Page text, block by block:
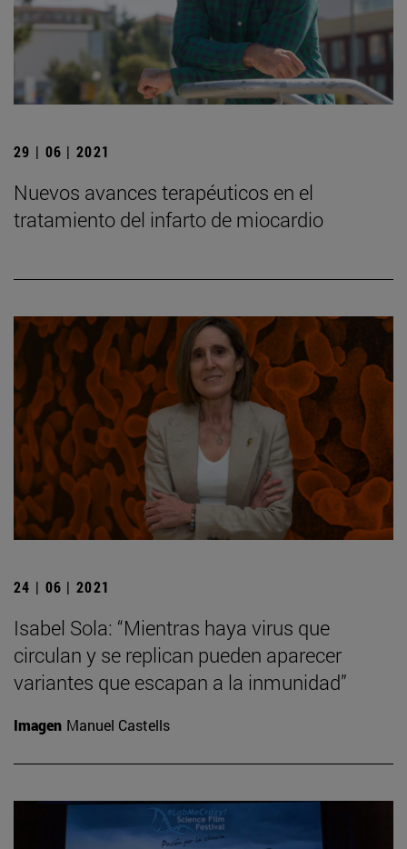
29 | 06 | 2021
Nuevos avances terapéuticos en el
tratamiento del infarto de miocardio
24 | 06 | 2021
Isabel Sola: “Mientras haya virus que
circulan y se replican pueden aparecer
variantes que escapan a la inmunidad”
Imagen Manuel Castells